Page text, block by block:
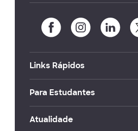
Links Rápidos
Para Estudantes
Atualidade